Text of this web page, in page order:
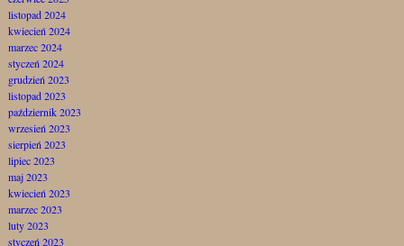
listopad 2024
kwiecień 2024
marzec 2024
styczeń 2024
grudzień 2023
listopad 2023
październik 2023
wrzesień 2023
sierpień 2023
lipiec 2023
maj 2023
kwiecień 2023
marzec 2023
luty 2023
styczeń 2023